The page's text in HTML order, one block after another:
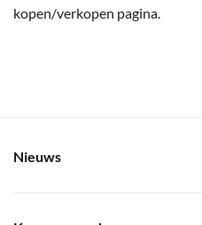
kopen/verkopen pagina.
Nieuws